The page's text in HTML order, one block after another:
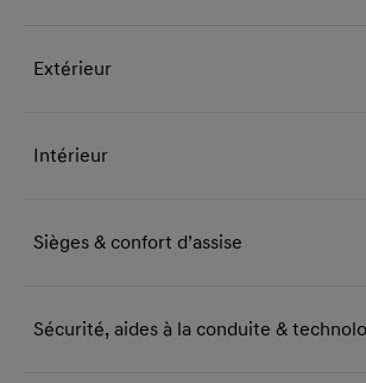
Extérieur
Intérieur
Sièges & confort d’assise
Sécurité, aides à la conduite &